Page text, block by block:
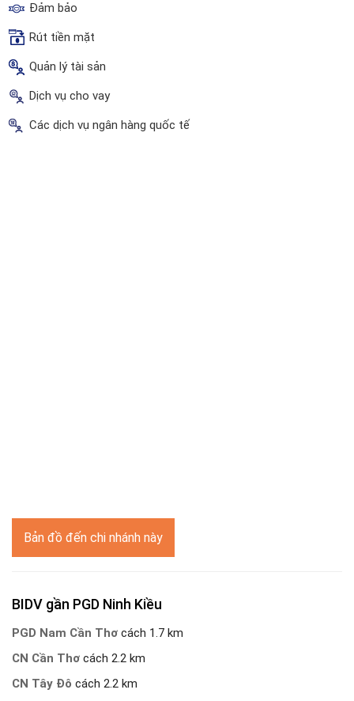
Đảm bảo
Rút tiền mặt
Quản lý tài sản
Dịch vụ cho vay
Các dịch vụ ngân hàng quốc tế
Bản đồ đến chi nhánh này
BIDV gần PGD Ninh Kiều
PGD Nam Cần Thơ cách 1.7 km
CN Cần Thơ cách 2.2 km
CN Tây Đô cách 2.2 km